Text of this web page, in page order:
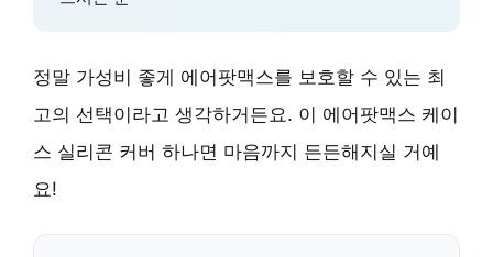
정말 가성비 좋게 에어팟맥스를 보호할 수 있는 최
고의 선택이라고 생각하거든요. 이 에어팟맥스 케이
스 실리콘 커버 하나면 마음까지 든든해지실 거예
요!